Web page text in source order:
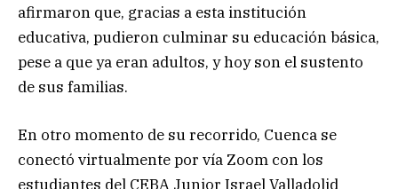
afirmaron que, gracias a esta institución
educativa, pudieron culminar su educación básica,
pese a que ya eran adultos, y hoy son el sustento
de sus familias.
En otro momento de su recorrido, Cuenca se
conectó virtualmente por vía Zoom con los
estudiantes del CEBA Junior Israel Valladolid